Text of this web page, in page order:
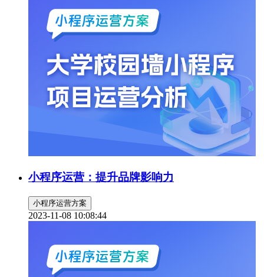
小程序运营：提升品牌影响力
小程序运营方案
2023-11-08 10:08:44